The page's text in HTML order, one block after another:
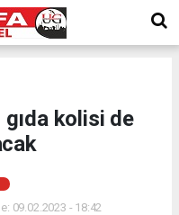
kolisi de
09.02.2023 - 18:42